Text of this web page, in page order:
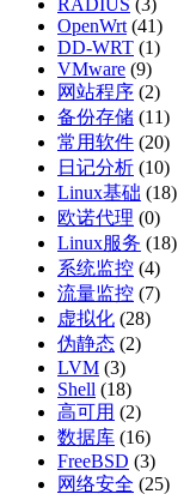
OpenWrt (41)
DD-WRT (1)
VMware (9)
网站程序 (2)
备份存储 (11)
常用软件 (20)
日记分析 (10)
Linux基础 (18)
欧诺代理 (0)
Linux服务 (18)
系统监控 (4)
流量监控 (7)
虚拟化 (28)
伪静态 (2)
LVM (3)
Shell (18)
高可用 (2)
数据库 (16)
FreeBSD (3)
网络安全 (25)